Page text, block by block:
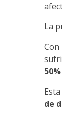
La
Con
50%
de